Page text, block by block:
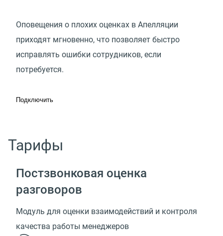
Оповещения о плохих оценках в Апелляции
приходят мгновенно, что позволяет быстро
исправлять ошибки сотрудников, если
потребуется.
Подключить
Тарифы
Постзвонковая оценка
разговоров
Модуль для оценки взаимодействий и контроля
качества работы менеджеров